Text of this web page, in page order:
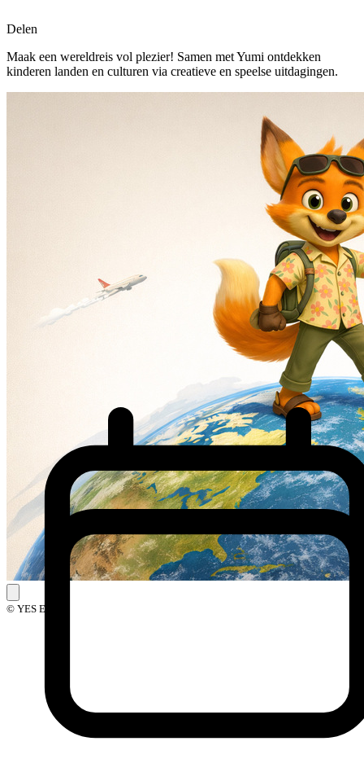
Delen
Maak een wereldreis vol plezier! Samen met Yumi ontdekken
kinderen landen en culturen via creatieve en speelse uitdagingen.
© YES Events